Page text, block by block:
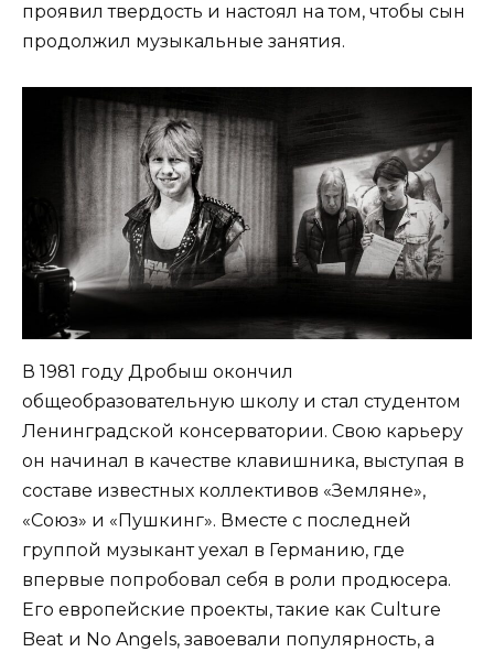
проявил твердость и настоял на том, чтобы сын
продолжил музыкальные занятия.
В 1981 году Дробыш окончил
общеобразовательную школу и стал студентом
Ленинградской консерватории. Свою карьеру
он начинал в качестве клавишника, выступая в
составе известных коллективов «Земляне»,
«Союз» и «Пушкинг». Вместе с последней
группой музыкант уехал в Германию, где
впервые попробовал себя в роли продюсера.
Его европейские проекты, такие как Culture
Beat и No Angels, завоевали популярность, а